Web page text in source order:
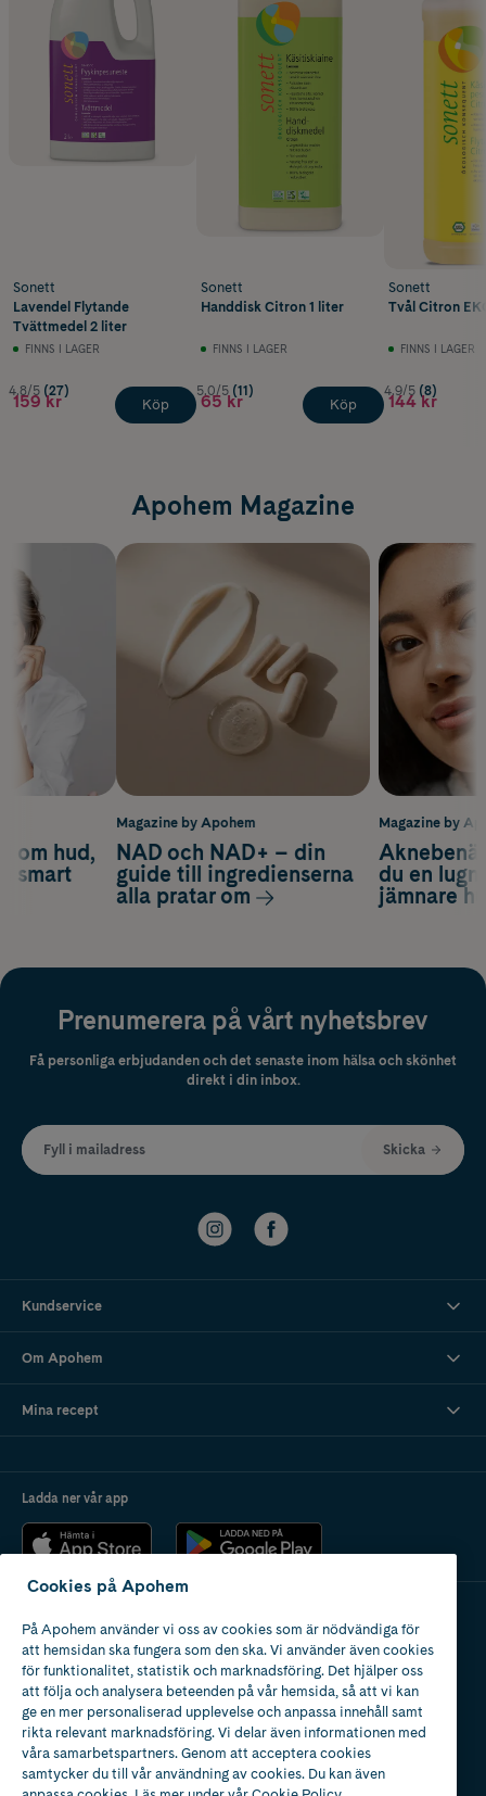
Sonett
Lavendel Flytande
Tvättmedel 2 liter
FINNS I LAGER
4.8/5 (27)
159 kr Köp
Sonett
Handdisk Citron 1 liter
FINNS I LAGER
5.0/5 (11)
65 kr Köp
Sonett
Tvål Citron
FINNS I LAGER
4.9/5 (8)
144 kr
Apohem Magazine
Magazine by
du en
jämnare
om hud,
smart
Magazine by Apohem
NAD och NAD+ – din
guide till ingredienserna
alla pratar om
Prenumerera på vårt nyhetsbrev
Få personliga erbjudanden och det senaste inom hälsa och skönhet
direkt i din inbox.
Fyll i mailadress Skicka
Kundservice
Om Apohem
Mina recept
Ladda ner vår app
Apotek med tillstånd
av Läkemedelsverket
Cookies på Apohem
På Apohem använder vi oss av cookies som är nödvändiga för
att hemsidan ska fungera som den ska. Vi använder även cookies
för funktionalitet, statistik och marknadsföring. Det hjälper oss
att följa och analysera beteenden på vår hemsida, så att vi kan
ge en mer personaliserad upplevelse och anpassa innehåll samt
rikta relevant marknadsföring. Vi delar även informationen med
våra samarbetspartners. Genom att acceptera cookies
samtycker du till vår användning av cookies. Du kan även